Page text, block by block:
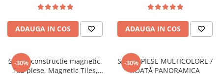
ADAUGA IN COS ADAUGA IN COS
-30%
Set de constructie magnetic,
182 piese, Magnetic Tiles,
-30%
SET 46 PIESE MULTICOLORE /
ROATĂ PANORAMICA